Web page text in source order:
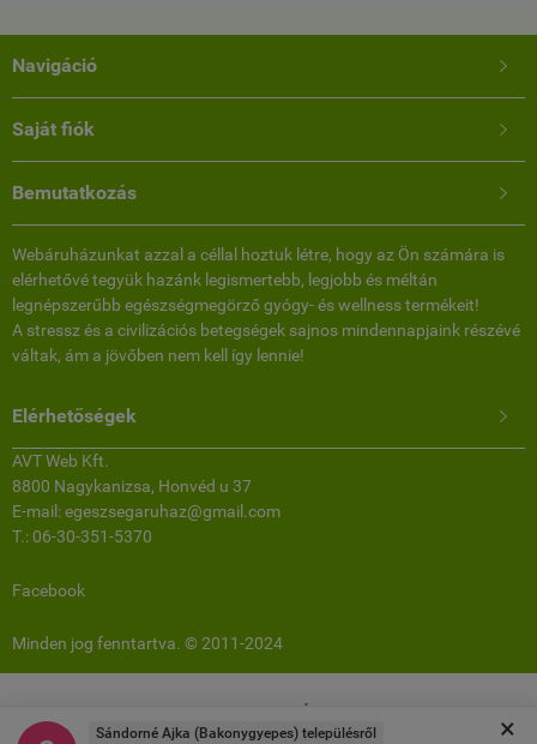
Navigáció 
Saját fiók 
Bemutatkozás 
Webáruházunkat azzal a céllal hoztuk létre, hogy az Ön számára is
elérhetővé tegyük hazánk legismertebb, legjobb és méltán
legnépszerűbb egészségmegörző gyógy- és wellness termékeit!
A stressz és a civilizációs betegségek sajnos mindennapjaink részévé
váltak, ám a jövőben nem kell így lennie!
Elérhetőségek 
AVT Web Kft.
8800 Nagykanizsa, Honvéd u 37
E-mail: egeszsegaruhaz@gmail.com
T.: 06-30-351-5370
Facebook
Minden jog fenntartva. © 2011-2024
×
Sándorné Ajka (Bakonygyepes) településről